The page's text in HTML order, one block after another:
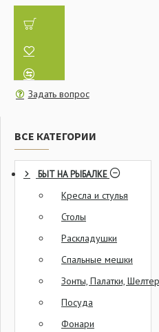
Задать вопрос
ВСЕ КАТЕГОРИИ
БЫТ НА РЫБАЛКЕ
Кресла и стулья
Столы
Раскладушки
Спальные мешки
Зонты, Палатки,
Посуда
Фонари